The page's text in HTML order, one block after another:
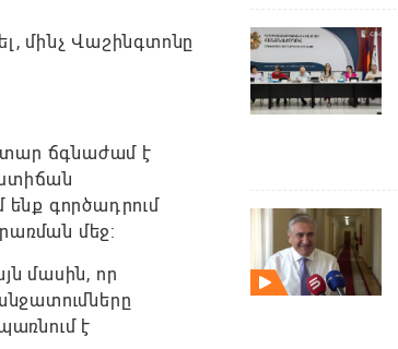
մինչ Վաշինգտոնը
ճգնաժամ է
գործադրում
մեջ:
մասին, որ
է